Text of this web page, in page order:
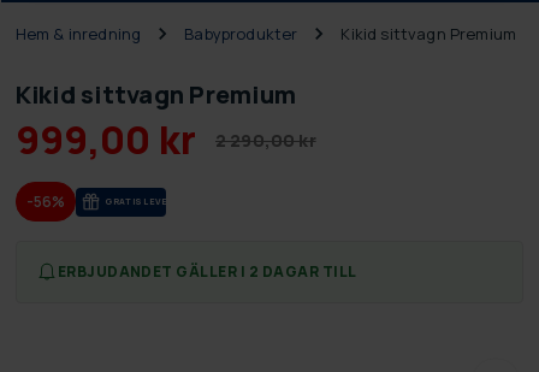
Hem & inredning Babyprodukter Kikid sittvagn Premium
Kikid sittvagn Premium
999,00 kr 2 290,00 kr
-56% GRA­TIS LE­VE­RANS
ERBJUDANDET GÄLLER I 2 DAGAR TILL